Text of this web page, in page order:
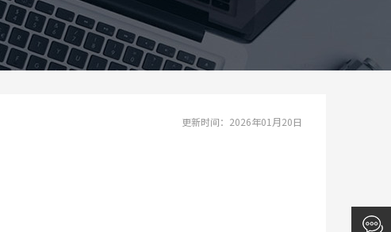
更新时间：2026年01月20日